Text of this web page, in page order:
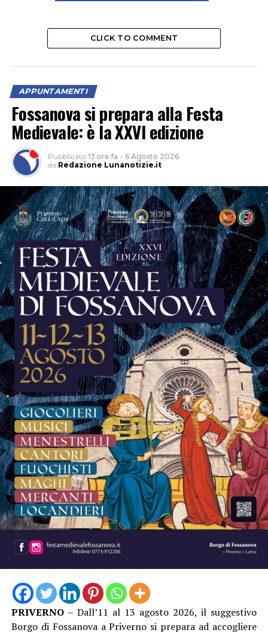
CLICK TO COMMENT
APPUNTAMENTI
Fossanova si prepara alla Festa
Medievale: è la XXVI edizione
Pubblicato 13 ore fa – 6 Agosto 2026
da Redazione Lunanotizie.it
PRIVERNO– Dall’11 al 13 agosto 2026, il suggestivo
Borgo di Fossanova a Priverno si prepara ad accogliere